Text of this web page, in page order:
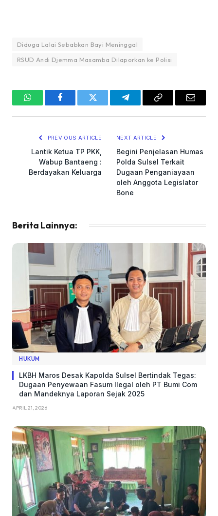
Diduga Lalai Sebabkan Bayi Meninggal
RSUD Andi Djemma Masamba Dilaporkan ke Polisi
WhatsAppFacebookTwitter TelegramCopy
Email
PREVIOUS ARTICLE
Lantik Ketua TP PKK,
Wabup Bantaeng :
Berdayakan Keluarga
NEXT ARTICLE
Begini Penjelasan Humas
Polda Sulsel Terkait
Dugaan Penganiayaan
oleh Anggota Legislator
Bone
Berita Lainnya:
HUKUM
LKBH Maros Desak Kapolda Sulsel Bertindak Tegas:
Dugaan Penyewaan Fasum Ilegal oleh PT Bumi Com
dan Mandeknya Laporan Sejak 2025
APRIL 21, 2026